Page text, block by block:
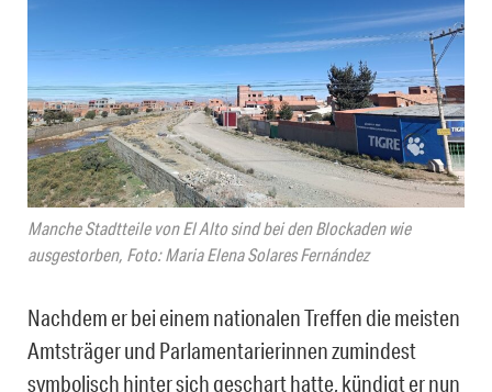
Manche Stadtteile von El Alto sind bei den Blockaden wie
ausgestorben, Foto: Maria Elena Solares Fernández
Nachdem er bei einem nationalen Treffen die meisten
Amtsträger und Parlamentarierinnen zumindest
symbolisch hinter sich geschart hatte, kündigt er nun